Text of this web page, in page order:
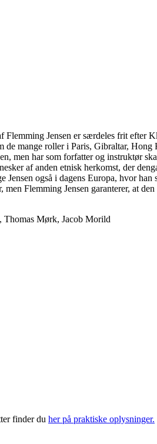
Jensen er særdeles frit efter
de mange roller i Paris, Gibraltar,
men har som forfatter og instruktør
af anden etnisk herkomst, der
også i dagens Europa, hvor
Flemming Jensen garanterer, at
Mørk, Jacob Morild
finder du her på praktiske oplysninger.